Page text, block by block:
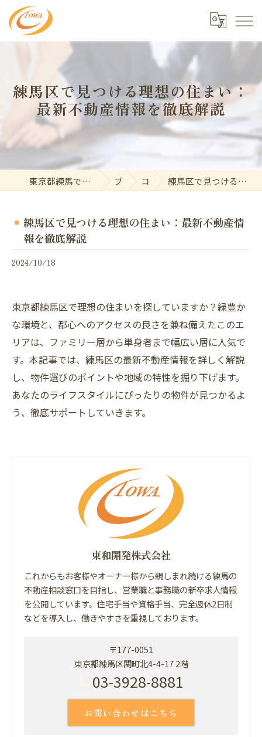
練馬区で見つける理想の住まい：
最新不動産情報を徹底解説
東京都練馬で不動産の求人なら東和開発株式会社 ブログ コラム 練馬区で見つける理想の住まい：最新不動産情報を徹底解説
練馬区で見つける理想の住まい：最新不動産情
報を徹底解説
2024/10/18
東京都練馬区で理想の住まいを探していますか？緑豊か
な環境と、都心へのアクセスの良さを兼ね備えたこのエ
リアは、ファミリー層から単身者まで幅広い層に人気で
す。本記事では、練馬区の最新不動産情報を詳しく解説
し、物件選びのポイントや地域の特性を掘り下げます。
あなたのライフスタイルにぴったりの物件が見つかるよ
う、徹底サポートしていきます。
東和開発株式会社
これからもお客様やオーナー様から親しまれ続ける練馬の
不動産相談窓口を目指し、営業職と事務職の新卒求人情報
を公開しています。住宅手当や資格手当、完全週休2日制
などを導入し、働きやすさを重視しております。
〒177-0051
東京都練馬区関町北4-4-17 2階
03-3928-8881
お問い合わせはこちら